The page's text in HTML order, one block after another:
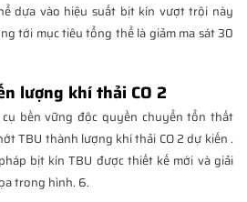
dựa vào hiệu suất bịt kín vượt trội này
tới mục tiêu tổng thể là giảm ma sát 30
lượng khí thải CO 2
bền vững độc quyền chuyển tổn thất
TBU thành lượng khí thải CO 2 dự kiến .
bịt kín TBU được thiết kế mới và giải
trong hình. 6.